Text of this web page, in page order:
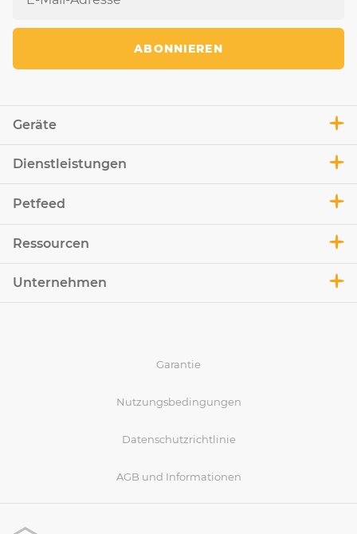
Geräte
Dienstleistungen
Petfeed
Ressourcen
Unternehmen
ABONNIEREN
Garantie
Nutzungsbedingungen
Datenschutzrichtlinie
AGB und Informationen